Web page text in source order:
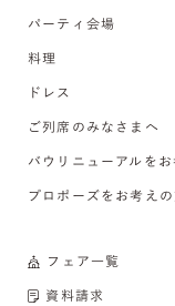
パーティ会場
料理
ドレス
ご列席のみなさまへ
バウリニューアルを
プロポーズをお考えの
フェア一覧
資料請求